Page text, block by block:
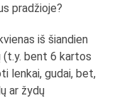
pradžioje?
iš šiandien
(t.y. bent 6 kartos
lenkai, gudai, bet,
ar žydų